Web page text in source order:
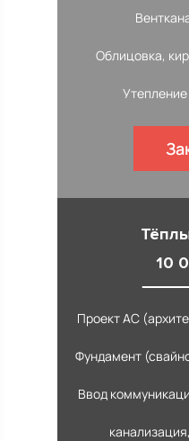
Облицовка,
10
Проект АС
Фундамент
Ввод